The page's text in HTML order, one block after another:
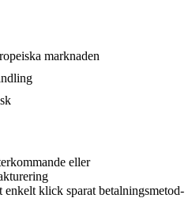
marknaden
eller
enkelt klick sparat betalningsmetod-